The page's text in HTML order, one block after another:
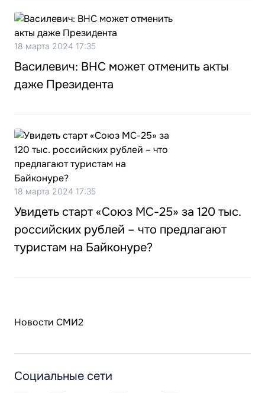
18 марта 2024 17:35
Василевич: ВНС может отменить акты
даже Президента
18 марта 2024 17:35
Увидеть старт «Союз МС-25» за 120 тыс.
российских рублей – что предлагают
туристам на Байконуре?
Новости СМИ2
Социальные сети